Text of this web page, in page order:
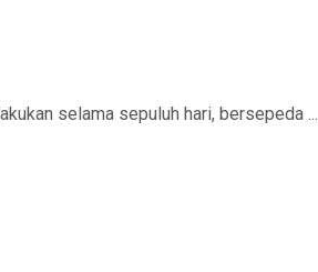
selama sepuluh hari, bersepeda ...